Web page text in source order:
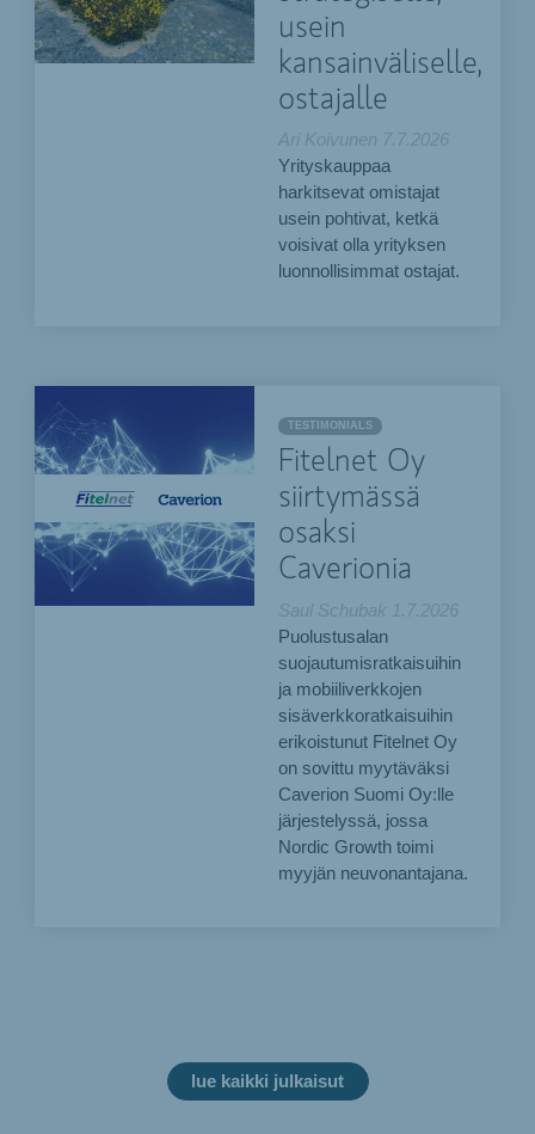
usein
kansainväliselle,
ostajalle
Ari Koivunen 7.7.2026
Yrityskauppaa
harkitsevat omistajat
usein pohtivat, ketkä
voisivat olla yrityksen
luonnollisimmat ostajat.
TESTIMONIALS
Fitelnet Oy
siirtymässä
osaksi
Caverionia
Saul Schubak
1.7.2026
Puolustusalan
suojautumisratkaisuihin
ja mobiiliverkkojen
sisäverkkoratkaisuihin
erikoistunut Fitelnet Oy
on sovittu myytäväksi
Caverion Suomi Oy:lle
järjestelyssä, jossa
Nordic Growth toimi
myyjän neuvonantajana.
lue kaikki julkaisut